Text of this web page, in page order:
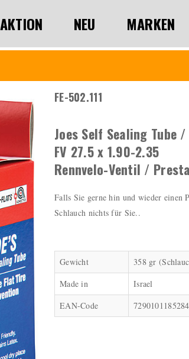
AKTION NEU MARKEN
FE-502.111
Joes Self Sealing
FV 27.5 x 1.90-2.35
Rennvelo-Ventil /
Falls Sie gerne hin und wieder einen
Schlauch nichts für Sie..
Gewicht
358 gr
Made in
Israel
EAN-Code
7290101185284